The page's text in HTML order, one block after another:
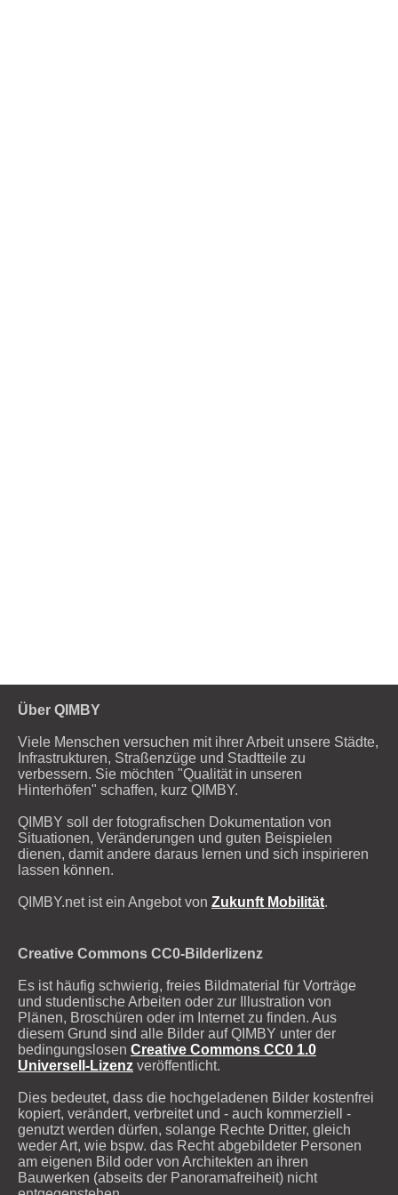
Über QIMBY
Viele Menschen versuchen mit ihrer Arbeit unsere Städte,
Infrastrukturen, Straßenzüge und Stadtteile zu
verbessern. Sie möchten "Qualität in unseren
Hinterhöfen" schaffen, kurz QIMBY.
QIMBY soll der fotografischen Dokumentation von
Situationen, Veränderungen und guten Beispielen
dienen, damit andere daraus lernen und sich inspirieren
lassen können.
QIMBY.net ist ein Angebot von Zukunft Mobilität.
Creative Commons CC0-Bilderlizenz
Es ist häufig schwierig, freies Bildmaterial für Vorträge
und studentische Arbeiten oder zur Illustration von
Plänen, Broschüren oder im Internet zu finden. Aus
diesem Grund sind alle Bilder auf QIMBY unter der
bedingungslosen Creative Commons CC0 1.0
Universell-Lizenz veröffentlicht.
Dies bedeutet, dass die hochgeladenen Bilder kostenfrei
kopiert, verändert, verbreitet und - auch kommerziell -
genutzt werden dürfen, solange Rechte Dritter, gleich
weder Art, wie bspw. das Recht abgebildeter Personen
am eigenen Bild oder von Architekten an ihren
Bauwerken (abseits der Panoramafreiheit) nicht